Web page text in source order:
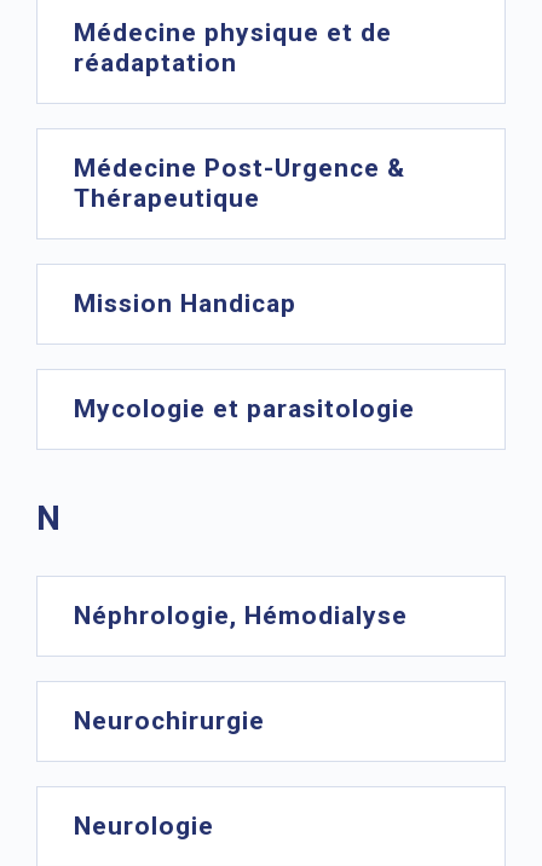
Médecine physique et de
réadaptation
Médecine Post-Urgence &
Thérapeutique
Mission Handicap
Mycologie et parasitologie
N
Néphrologie, Hémodialyse
Neurochirurgie
Neurologie